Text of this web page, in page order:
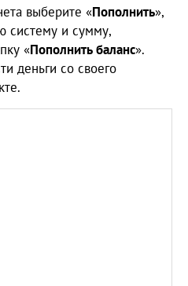
выберите «Пополнить»,
систему и сумму,
«Пополнить баланс».
деньги со своего